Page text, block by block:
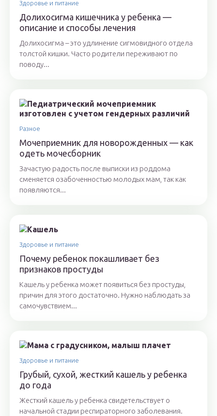
Здоровье и питание
Долихосигма кишечника у ребенка —
описание и способы лечения
Долихосигма – это удлинение сигмовидного отдела
толстой кишки. Часто родители переживают по
поводу...
Разное
Мочеприемник для новорожденных — как
одеть мочесборник
Зачастую радость после выписки из роддома
сменяется озабоченностью молодых мам, так как
появляются...
Здоровье и питание
Почему ребенок покашливает без
признаков простуды
Кашель у ребенка может появиться без простуды,
причин для этого достаточно. Нужно наблюдать за
самочувствием...
Здоровье и питание
Грубый, сухой, жесткий кашель у ребенка
до года
Жесткий кашель у ребенка свидетельствует о
начальной стадии респираторного заболевания.